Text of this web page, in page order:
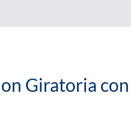
Giratoria